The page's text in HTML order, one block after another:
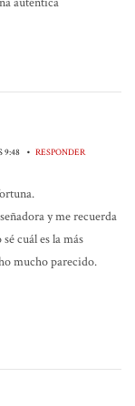
9:48 • RESPONDER
y me recuerda
cuál es la más
mucho parecido.